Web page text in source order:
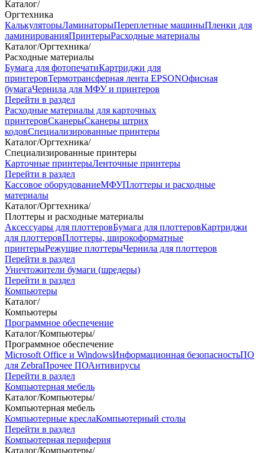
Каталог/
Оргтехника
КалькуляторыЛаминаторыПереплетные машиныПленки для
ламинированияПринтерыРасходные материалы
Каталог/Оргтехника/
Расходные материалы
Бумага для фотопечатиКартриджи для
принтеровТермотрансферная лента EPSONОфисная
бумагаЧернила для МФУ и принтеров
Перейти в раздел
Расходные материалы для карточных
принтеровСканерыСканеры штрих
кодовСпециализированные принтеры
Каталог/Оргтехника/
Специализированные принтеры
Карточные принтерыЛенточные принтеры
Перейти в раздел
Кассовое оборудованиеМФУПлоттеры и расходные
материалы
Каталог/Оргтехника/
Плоттеры и расходные материалы
Аксессуары для плоттеровБумага для плоттеровКартриджи
для плоттеровПлоттеры, широкоформатные
принтерыРежущие плоттерыЧернила для плоттеров
Перейти в раздел
Уничтожители бумаги (шредеры)
Перейти в раздел
Компьютеры
Каталог/
Компьютеры
Программное обеспечение
Каталог/Компьютеры/
Программное обеспечение
Microsoft Office и WindowsИнформационная безопасностьПО
для ZebraПрочее ПОАнтивирусы
Перейти в раздел
Компьютерная мебель
Каталог/Компьютеры/
Компьютерная мебель
Компьютерные креслаКомпьютерный столы
Перейти в раздел
Компьютерная периферия
Каталог/Компьютеры/